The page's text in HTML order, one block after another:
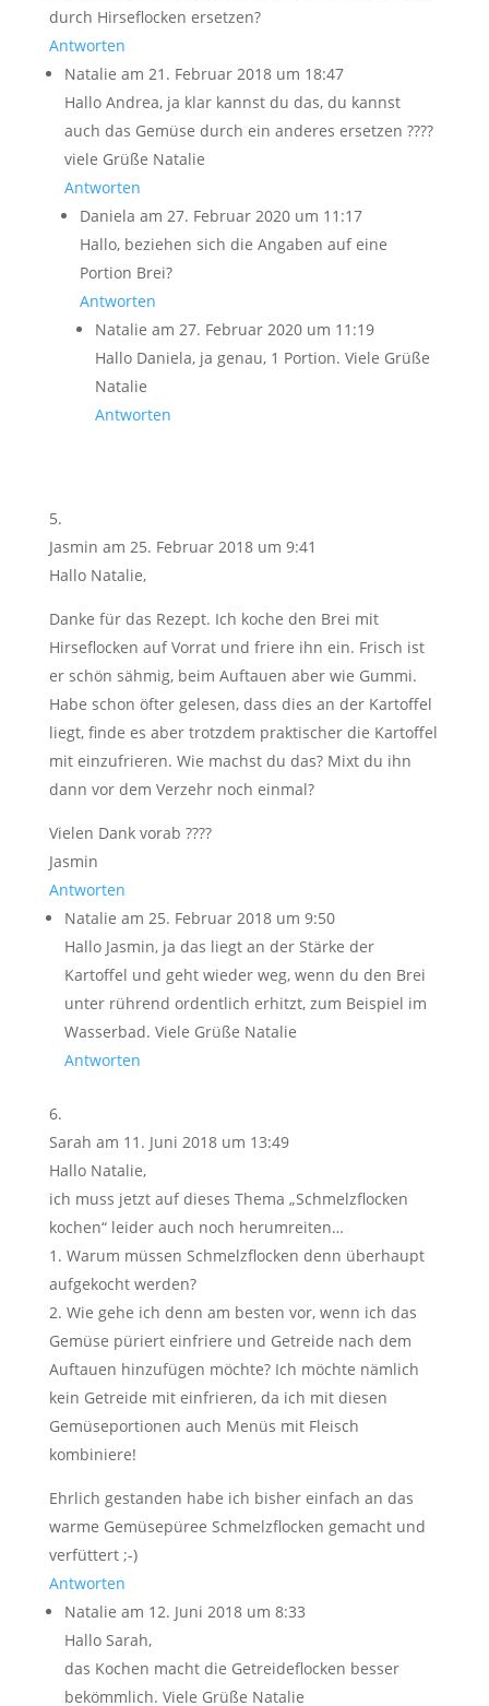
durch Hirseflocken ersetzen?
Antworten
Natalie am 21. Februar 2018 um 18:47
Hallo Andrea, ja klar kannst du das, du kannst
auch das Gemüse durch ein anderes ersetzen ????
viele Grüße Natalie
Antworten
Daniela am 27. Februar 2020 um 11:17
Hallo, beziehen sich die Angaben auf eine
Portion Brei?
Antworten
Natalie am 27. Februar 2020 um 11:19
Hallo Daniela, ja genau, 1 Portion. Viele Grüße
Natalie
Antworten
Jasmin am 25. Februar 2018 um 9:41
Hallo Natalie,
Danke für das Rezept. Ich koche den Brei mit
Hirseflocken auf Vorrat und friere ihn ein. Frisch ist
er schön sähmig, beim Auftauen aber wie Gummi.
Habe schon öfter gelesen, dass dies an der Kartoffel
liegt, finde es aber trotzdem praktischer die Kartoffel
mit einzufrieren. Wie machst du das? Mixt du ihn
dann vor dem Verzehr noch einmal?
Vielen Dank vorab ????
Jasmin
Antworten
Natalie am 25. Februar 2018 um 9:50
Hallo Jasmin, ja das liegt an der Stärke der
Kartoffel und geht wieder weg, wenn du den Brei
unter rührend ordentlich erhitzt, zum Beispiel im
Wasserbad. Viele Grüße Natalie
Antworten
Sarah am 11. Juni 2018 um 13:49
Hallo Natalie,
ich muss jetzt auf dieses Thema „Schmelzflocken
kochen“ leider auch noch herumreiten…
1. Warum müssen Schmelzflocken denn überhaupt
aufgekocht werden?
2. Wie gehe ich denn am besten vor, wenn ich das
Gemüse püriert einfriere und Getreide nach dem
Auftauen hinzufügen möchte? Ich möchte nämlich
kein Getreide mit einfrieren, da ich mit diesen
Gemüseportionen auch Menüs mit Fleisch
kombiniere!
Ehrlich gestanden habe ich bisher einfach an das
warme Gemüsepüree Schmelzflocken gemacht und
verfüttert ;-)
Antworten
Natalie am 12. Juni 2018 um 8:33
Hallo Sarah,
das Kochen macht die Getreideflocken besser
bekömmlich. Viele Grüße Natalie